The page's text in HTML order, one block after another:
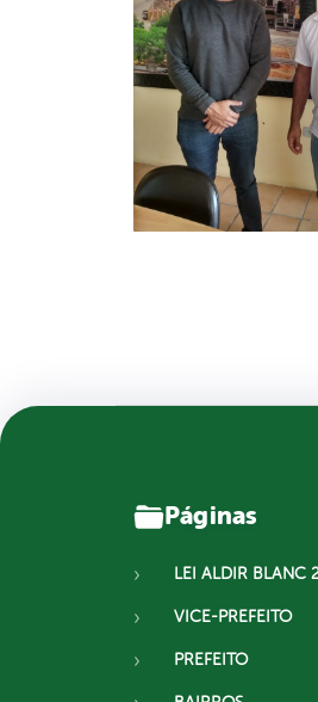
Páginas
LEI ALDIR BLANC
VICE-PREFEITO
PREFEITO